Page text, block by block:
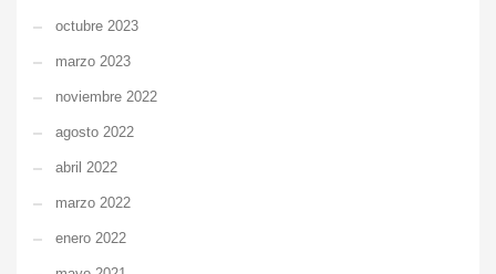
octubre 2023
marzo 2023
noviembre 2022
agosto 2022
abril 2022
marzo 2022
enero 2022